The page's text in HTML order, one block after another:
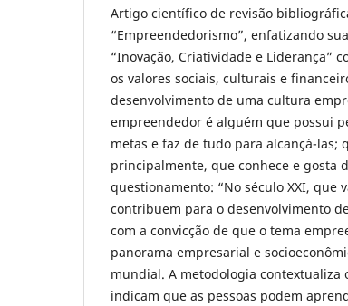
Artigo científico de revisão
“Empreendedorismo”, enfatizando
“Inovação, Criatividade e Liderança”
os valores sociais, culturais e
desenvolvimento de uma cultura
empreendedor é alguém que possui
metas e faz de tudo para alcançá-las;
principalmente, que conhece e gosta
questionamento: “No século XXI, que
contribuem para o desenvolvimento
com a convicção de que o tema
panorama empresarial e
mundial. A metodologia contextualiza
indicam que as pessoas podem